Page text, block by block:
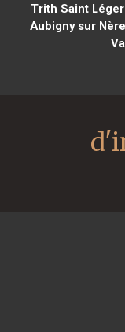
Trith Saint Léger
Aubigny sur